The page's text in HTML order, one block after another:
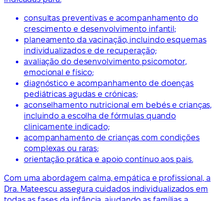
consultas preventivas e acompanhamento do
crescimento e desenvolvimento infantil;
planeamento da vacinação, incluindo esquemas
individualizados e de recuperação;
avaliação do desenvolvimento psicomotor,
emocional e físico;
diagnóstico e acompanhamento de doenças
pediátricas agudas e crónicas;
aconselhamento nutricional em bebés e crianças,
incluindo a escolha de fórmulas quando
clinicamente indicado;
acompanhamento de crianças com condições
complexas ou raras;
orientação prática e apoio contínuo aos pais.
Com uma abordagem calma, empática e profissional, a
Dra. Mateescu assegura cuidados individualizados em